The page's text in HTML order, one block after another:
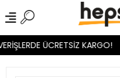
ÜCRETSİZ KARGO!